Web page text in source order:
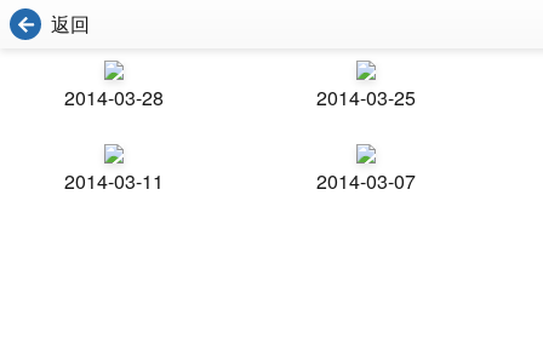
返回
2014-03-28 2014-03-25
2014-03-11 2014-03-07